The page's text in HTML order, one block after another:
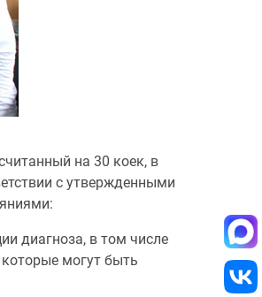
на 30 коек, в
с утвержденными
диагноза, в том числе
могут быть